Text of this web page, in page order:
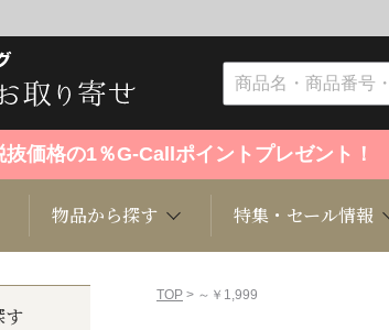
価格の1％G-Callポイントプレゼント！
物品から探す 特集・セール情報
TOP > ～￥1,999
す